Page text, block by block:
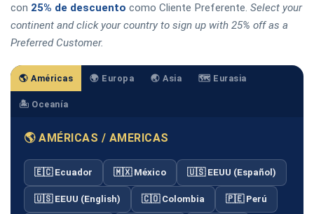
con 25% de descuento como Cliente Preferente. Select your
continent and click your country to sign up with 25% off as a
Preferred Customer.
🌎 Américas 🌍 Europa 🌏 Asia 🗺️ Eurasia
🏝️ Oceanía
🌎 AMÉRICAS / AMERICAS
🇪🇨 Ecuador 🇲🇽 México 🇺🇸 EEUU (Español)
🇺🇸 EEUU (English) 🇨🇴 Colombia 🇵🇪 Perú